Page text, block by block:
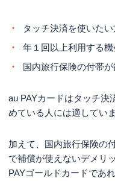
必要書類
タッチ決済を使いたい
年１回以上利用する機
国内旅行保険の付帯が
au PAYカードはタッチ決
めている人には適していま
加えて、国内旅行保険の
で補償が使えないデメリ
PAYゴールドカードであ